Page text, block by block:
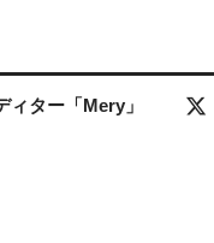
ィター「Mery」